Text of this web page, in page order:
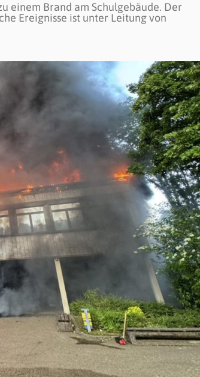
einem Brand am Schulgebäude. Der
Ereignisse ist unter Leitung von